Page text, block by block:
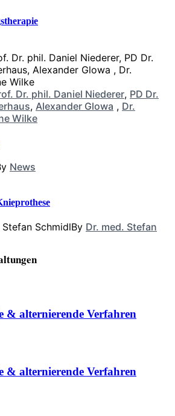
Dr. phil. Daniel Niederer, PD Dr.
, Alexander Glowa , Dr.
Wilke
News
By Dr. med. Stefan
& alternierende Verfahren
& alternierende Verfahren